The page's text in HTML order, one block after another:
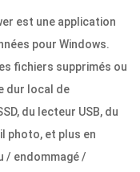
est une application
pour Windows.
fichiers supprimés ou
dur local de
du lecteur USB, du
photo, et plus en
/ endommagé /